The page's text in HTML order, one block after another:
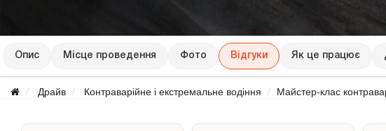
Опис Місце проведення Фото Відгуки Як це працює
Драйв Контраварійне і екстремальне водіння Майстер-клас